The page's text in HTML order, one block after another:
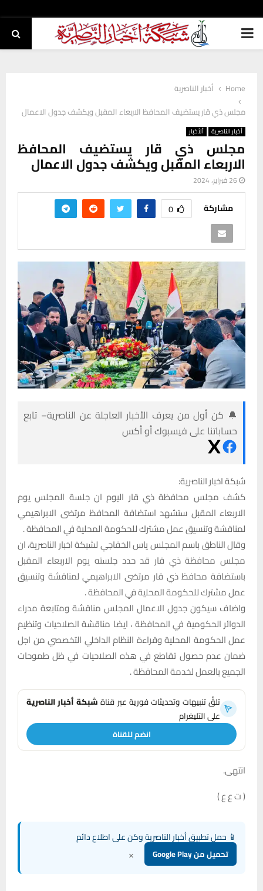
PRIMARY
Home
أخبار الناصرية
مجلس ذي قار يستضيف المحافظ الاربعاء المقبل ويكشف جدول الاعمال
أخبار الناصرية ألأخبار
مجلس ذي قار يستضيف المحافظ
الاربعاء المقبل ويكشف جدول الاعمال
26 فبراير، 2024
مشاركة 0
🔔 كن أول من يعرف الأخبار العاجلة عن الناصرية– تابع
حساباتنا على فيسبوك أو أكس
شبكة اخبار الناصرية:
كشف مجلس محافظة ذي قار اليوم ان جلسة المجلس يوم
الاربعاء المقبل ستشهد استضافة المحافظ مرتضى الابراهيمي
لمناقشة وتنسيق عمل مشترك للحكومة المحلية في المحافظة .
وقال الناطق باسم المجلس ياس الخفاجي لشبكة اخبار الناصرية، ان
مجلس محافظة ذي قار قد حدد جلسته يوم الاربعاء المقبل
باستضافة محافظ ذي قار مرتضى الابراهيمي لمناقشة وتنسيق
عمل مشترك للحكومة المحلية في المحافظة .
واضاف سيكون جدول الاعمال المجلس مناقشة ومتابعة مدراء
الدوائر الحكومية في المحافظة ، ايضا مناقشة الصلاحيات وتنظيم
عمل الحكومة المحلية وقراءة النظام الداخلي التخصصي من اجل
ضمان عدم حصول تقاطع في هذه الصلاحيات في ظل طموحات
الجميع بالعمل لخدمة المحافظة .
تلقَّ تنبيهات وتحديثات فورية عبر قناةشبكة أخبار الناصرية
على التليغرام
انضم للقناة
انتهى.
( ت ع ع )
📱 حمل تطبيق أخبار الناصرية وكن على اطلاع دائم
تحميل من Google Play ×